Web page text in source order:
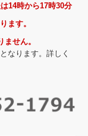
17時30分
ます。
せん。
なります。詳しく